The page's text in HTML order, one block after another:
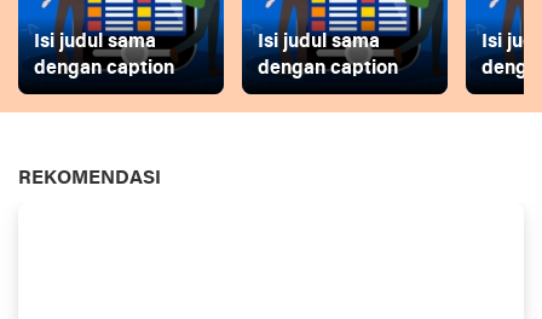
Isi judul sama
dengan caption
Isi judul sama
dengan caption
Isi
REKOMENDASI